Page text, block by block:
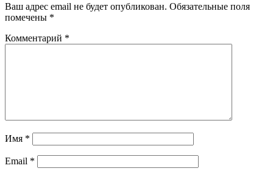
Ваш адрес email не будет опубликован. Обязательные поля
помечены *
Комментарий *
Имя *
Email *